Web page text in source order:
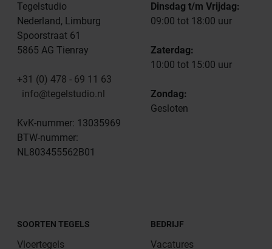
Tegelstudio
Nederland, Limburg
Spoorstraat 61
5865 AG Tienray
+31 (0) 478 - 69 11 63
info@tegelstudio.nl
KvK-nummer: 13035969
BTW-nummer:
NL803455562B01
Dinsdag t/m Vrijdag:
09:00 tot 18:00 uur
Zaterdag:
10:00 tot 15:00 uur
Zondag:
Gesloten
SOORTEN TEGELS
Vloertegels
BEDRIJF
Vacatures